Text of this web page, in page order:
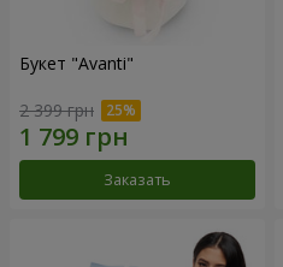
Букет "Avanti"
2 399 грн
Заказать